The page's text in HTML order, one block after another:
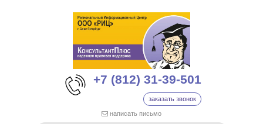
+7 (812) 31-39-501
заказать звонок
написать письмо